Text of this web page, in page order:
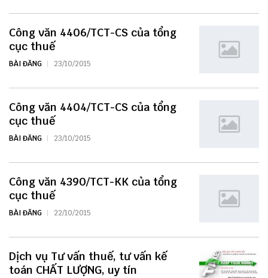
Công văn 4406/TCT-CS của tổng
cục thuế
BÀI ĐĂNG 23/10/2015
Công văn 4404/TCT-CS của tổng
cục thuế
BÀI ĐĂNG 23/10/2015
Công văn 4390/TCT-KK của tổng
cục thuế
BÀI ĐĂNG 22/10/2015
Dịch vụ Tư vấn thuế, tư vấn kế
toán CHẤT LƯỢNG, uy tín